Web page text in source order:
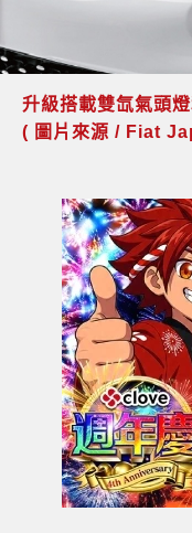
升級搭載雙氙氣頭
( 圖片來源 / Fiat